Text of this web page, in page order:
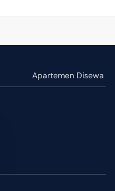
Apartemen Disewa